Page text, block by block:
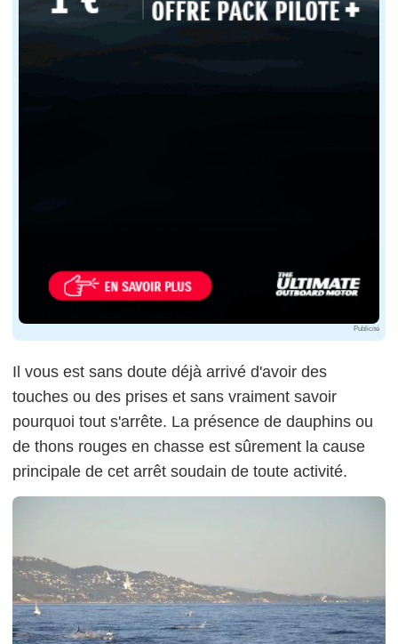
Publicité
Il vous est sans doute déjà arrivé d'avoir des
touches ou des prises et sans vraiment savoir
pourquoi tout s'arrête. La présence de dauphins ou
de thons rouges en chasse est sûrement la cause
principale de cet arrêt soudain de toute activité.